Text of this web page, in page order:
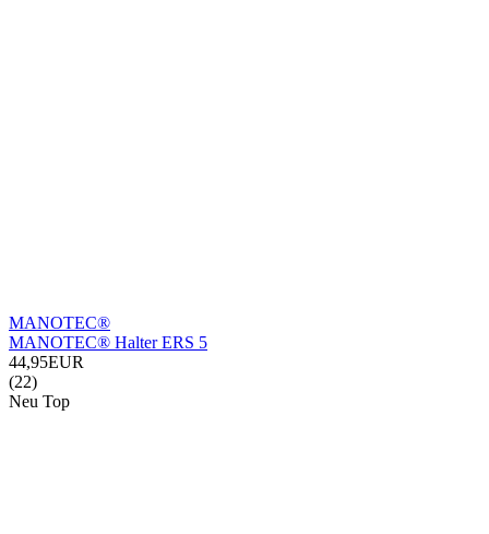
MANOTEC®
MANOTEC® Halter ERS 5
44,95EUR
(22)
Neu Top